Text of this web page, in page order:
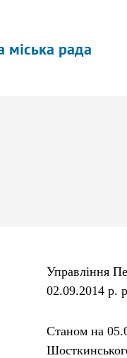
міська рада
Управління
02.09.2014 р.
Станом на